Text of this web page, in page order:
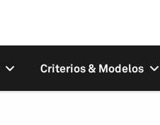
Criterios & Modelos